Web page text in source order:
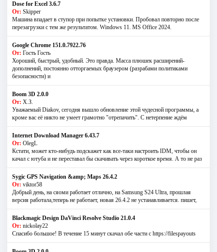
Dose for Excel 3.6.7
От: Skipper
Машина впадает в ступор при попытке установки. Пробовал повторно после
перезагрузки с тем же результатом. Windows 11. MS Offiсe 2024.
Google Chrome 151.0.7922.76
От: Гость Гость
Хороший, быстрый, удобный. Это правда. Масса плюшек расширений-
дополнений, постоянно отторгаемых браузером (разрабами политиками
безопасности) и
Boom 3D 2.0.0
От: Х.З.
Уважаемый Diakov, сегодня вышло обновление этой чудесной программы, а
кроме вас её никто не умеет грамотно "отрепачить". С нетерпение ждём
Internet Download Manager 6.43.7
От: OlegL
Кстати, может кто-нибудь подскажет как все-таки настроить IDM, чтобы он
качал с ютуба и не переставал бы скачивать через короткое время. А то не раз
Sygic GPS Navigation &amp; Maps 26.4.2
От: viktor58
Добрый день, на сяоми работает отлично, на Samsung S24 Ultra, прошлая
версия работала,теперь не работает, новая 26.4.2 не устанавливается. пишет,
Blackmagic Design DaVinci Resolve Studio 21.0.4
От: nickolay22
Спасибо большое! В течение 15 минут скачал обе части с https://filespayouts